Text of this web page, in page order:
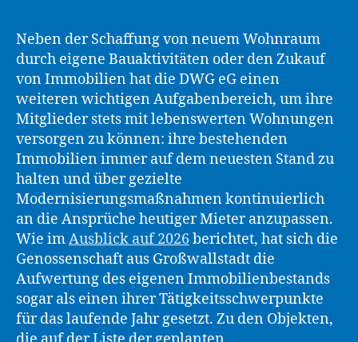
Neben der Schaffung von neuem Wohnraum
durch eigene Bauaktivitäten oder den Zukauf
von Immobilien hat die DWG eG einen
weiteren wichtigen Aufgabenbereich, um ihre
Mitglieder stets mit lebenswerten Wohnungen
versorgen zu können: ihre bestehenden
Immobilien immer auf dem neuesten Stand zu
halten und über gezielte
Modernisierungsmaßnahmen kontinuierlich
an die Ansprüche heutiger Mieter anzupassen.
Wie imAusblick auf 2026 berichtet, hat sich die
Genossenschaft aus Großwallstadt die
Aufwertung des eigenen Immobilienbestands
sogar als einen ihrer Tätigkeitsschwerpunkte
für das laufende Jahr gesetzt. Zu den Objekten,